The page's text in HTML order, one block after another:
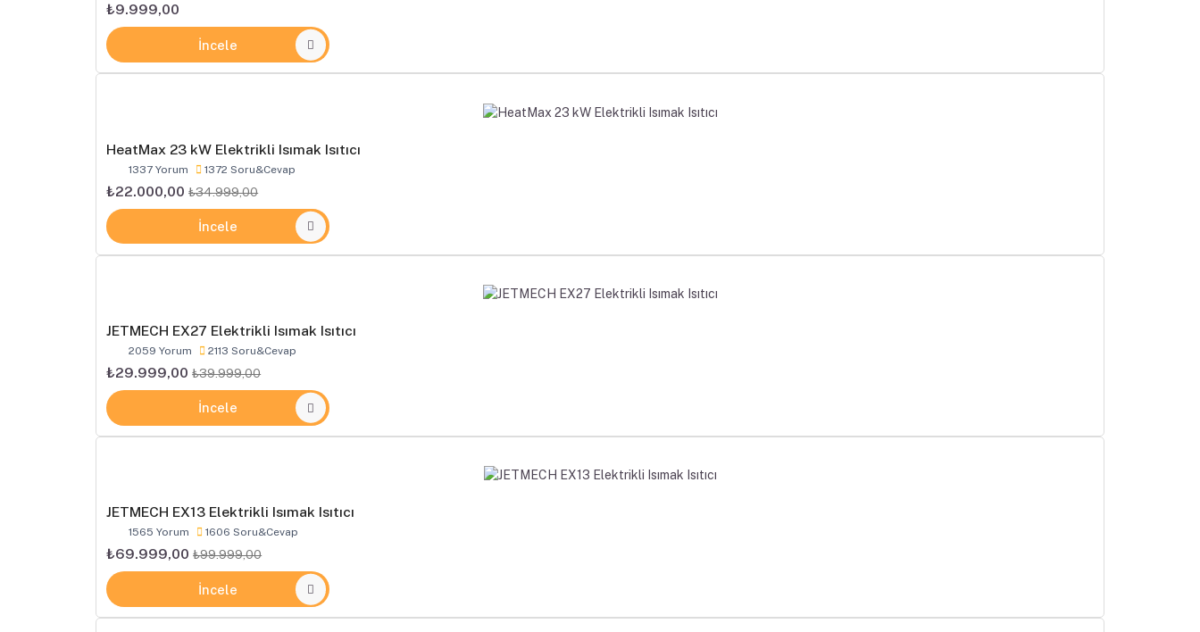
₺9.999,00
İncele
HeatMax 23 kW Elektrikli Isımak Isıtıcı
1337 Yorum 1372 Soru&Cevap
₺22.000,00 ₺34.999,00
İncele
JETMECH EX27 Elektrikli Isımak Isıtıcı
2059 Yorum 2113 Soru&Cevap
₺29.999,00 ₺39.999,00
İncele
JETMECH EX13 Elektrikli Isımak Isıtıcı
1565 Yorum 1606 Soru&Cevap
₺69.999,00 ₺99.999,00
İncele